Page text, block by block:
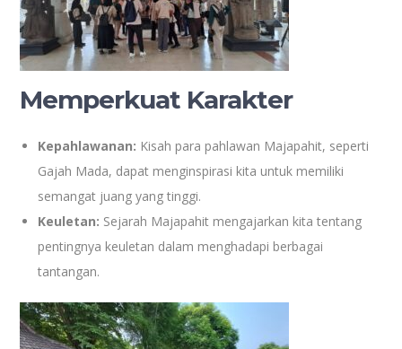
Memperkuat Karakter
Kepahlawanan: Kisah para pahlawan Majapahit, seperti
Gajah Mada, dapat menginspirasi kita untuk memiliki
semangat juang yang tinggi.
Keuletan: Sejarah Majapahit mengajarkan kita tentang
pentingnya keuletan dalam menghadapi berbagai
tantangan.